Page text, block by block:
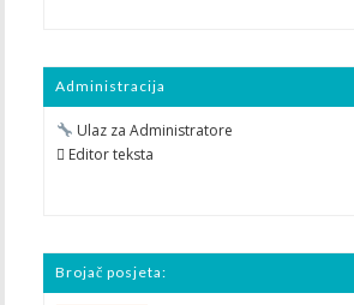
Administracija
Ulaz za Administratore
 Editor teksta
Brojač posjeta: